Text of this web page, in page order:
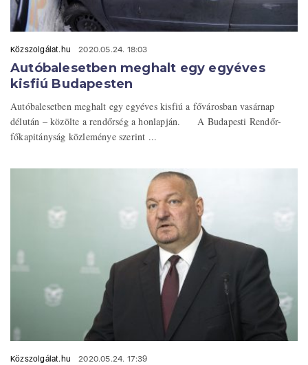
Közszolgálat.hu 2020.05.24. 18:03
Autóbalesetben meghalt egy egyéves
kisfiú Budapesten
Autóbalesetben meghalt egy egyéves kisfiú a fővárosban vasárnap
délután – közölte a rendőrség a honlapján. A Budapesti Rendőr-
főkapitányság közleménye szerint ...
Közszolgálat.hu 2020.05.24. 17:39